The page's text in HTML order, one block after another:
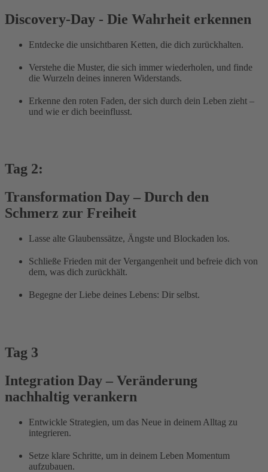
Discovery-Day - Die Wahrheit erkennen
Entdecke die unsichtbaren Ketten, die dich zurückhalten.
Verstehe die Muster, die sich immer wiederholen, und finde
die Wurzeln deines inneren Widerstands.
Erkenne den roten Faden, der sich durch dein Leben zieht –
und wie er dich beeinflusst.
Tag 2:
Transformation Day – Durch den
Schmerz zur Freiheit
Lasse alte Glaubenssätze, Ängste und Blockaden los.
Schließe Frieden mit der Vergangenheit und befreie dich von
dem, was dich zurückhält.
Begegne der Liebe deines Lebens: Dir selbst.
Tag 3
Integration Day – Veränderung
nachhaltig verankern
Entwickle Strategien, um das Neue in deinem Alltag zu
integrieren.
Setze klare Schritte, um in deinem Leben Momentum
aufzubauen.